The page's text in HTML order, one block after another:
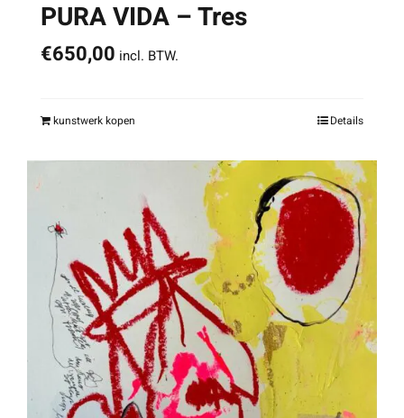
PURA VIDA – Tres
€650,00 incl. BTW.
kunstwerk kopen Details